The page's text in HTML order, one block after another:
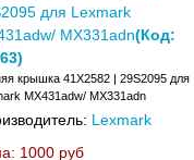
для Lexmark
MX331adn(Код:
)
крышка 41X2582 | 29S2095 для
MX431adw/ MX331adn
Lexmark
1000 руб